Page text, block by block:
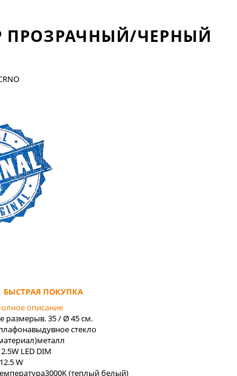
ПРОЗРАЧНЫЙ/ЧЕРНЫЙ
БЫСТРАЯ ПОКУПКА
описание
размерыв. 35 / Ø 45 см.
выдувное стекло
металл
LED DIM
12.5 W
3000K (теплый белый)